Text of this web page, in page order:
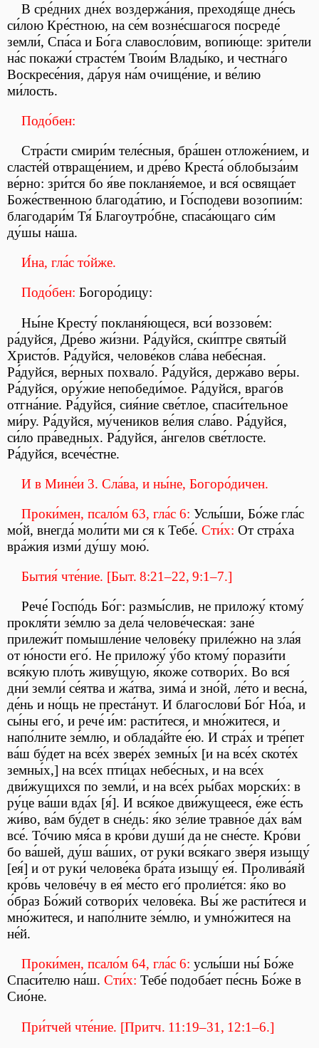
В сре́дних дне́х воздержа́ния, преходя́ще дне́сь
си́лою Кре́стною, на се́м возне́сшагося посреде́
земли́, Спа́са и Бо́га славосло́вим, вопию́ще: зри́тели
на́с покажи́ страсте́м Твои́м Влады́ко, и честна́го
Воскресе́ния, да́руя на́м очище́ние, и ве́лию
ми́лость.
Подо́бен:
Стра́сти смири́м теле́сныя, бра́шен отложе́нием, и
сласте́й отвраще́нием, и дре́во Креста́ облобыза́им
ве́рно: зри́тся бо я́ве покланя́емое, и вся́ освяща́ет
Боже́ственною благода́тию, и Го́сподеви возопии́м:
благодари́м Тя́ Благоутро́бне, спаса́ющаго си́м
ду́шы на́ша.
И́на, гла́с то́йже.
Подо́бен: Богоро́дицу:
Ны́не Кресту́ покланя́ющеся, вси́ воззове́м:
ра́дуйся, Дре́во жи́зни. Ра́дуйся, ски́птре святы́й
Христо́в. Ра́дуйся, челове́ков сла́ва небе́сная.
Ра́дуйся, ве́рных похвало́. Ра́дуйся, держа́во ве́ры.
Ра́дуйся, ору́жие непобеди́мое. Ра́дуйся, враго́в
отгна́ние. Ра́дуйся, сия́ние све́тлое, спаси́тельное
ми́ру. Ра́дуйся, му́чеников ве́лия сла́во. Ра́дуйся,
си́ло пра́ведных. Ра́дуйся, а́нгелов све́тлосте.
Ра́дуйся, всече́стне.
И в Мине́и 3. Сла́ва, и ны́не, Богоро́дичен.
Проки́мен, псало́м 63, гла́с 6: Услы́ши, Бо́же гла́с
мо́й, внегда́ моли́ти ми ся к Тебе́. Сти́х: От стра́ха
вра́жия изми́ ду́шу мою́.
Бытия́ чте́ние. [Быт. 8:21–22, 9:1–7.]
Рече́ Госпо́дь Бо́г: размы́слив, не приложу́ ктому́
прокля́ти зе́млю за дела́ челове́ческая: зане́
прилежи́т помышле́ние челове́ку приле́жно на зла́я
от ю́ности его́. Не приложу́ у́бо ктому́ порази́ти
вся́кую пло́ть живу́щую, я́коже сотвори́х. Во вся́
дни́ земли́ се́ятва и жа́тва, зима́ и зно́й, ле́то и весна́,
де́нь и но́щь не преста́нут. И благослови́ Бо́г Но́а, и
сы́ны его́, и рече́ и́м: расти́теся, и мно́житеся, и
напо́лните зе́млю, и облада́йте е́ю. И стра́х и тре́пет
ва́ш бу́дет на все́х звере́х земны́х [и на все́х скоте́х
земны́х,] на все́х пти́цах небе́сных, и на все́х
дви́жущихся по земли́, и на все́х ры́бах морски́х: в
ру́це ва́ши вда́х [я́]. И вся́кое дви́жущееся, е́же е́сть
жи́во, ва́м бу́дет в сне́дь: я́ко зе́лие травно́е да́х ва́м
все́. То́чию мя́са в кро́ви души́ да не сне́сте. Кро́ви
бо ва́шей, ду́ш ва́ших, от руки́ вся́каго зве́ря изыщу́
[ея́] и от руки́ челове́ка бра́та изыщу́ ея́. Пролива́яй
кро́вь челове́чу в ея́ ме́сто его́ пролие́тся: я́ко во
о́браз Бо́жий сотвори́х челове́ка. Вы́ же расти́теся и
мно́житеся, и напо́лните зе́млю, и умно́житеся на
не́й.
Проки́мен, псало́м 64, гла́с 6: услы́ши ны́ Бо́же
Спаси́телю на́ш. Сти́х: Тебе́ подоба́ет пе́снь Бо́же в
Сио́не.
При́тчей чте́ние. [Притч. 11:19–31, 12:1–6.]